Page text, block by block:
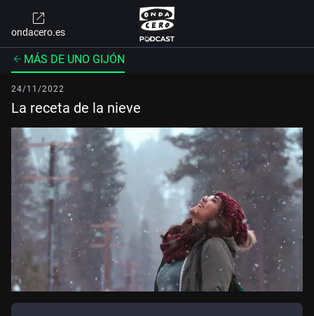
ondacero.es
MÁS DE UNO GIJÓN
24/11/2022
La receta de la nieve